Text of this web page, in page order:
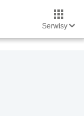
Serwisy